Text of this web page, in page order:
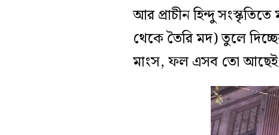
আর প্রাচীন হিন্দু
থেকে তৈরি মদ) তুলে
মাংস, ফল এসব তো